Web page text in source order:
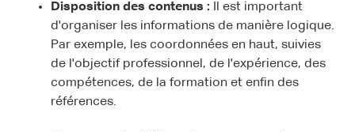
Disposition des contenus : Il est important
d'organiser les informations de manière logique.
Par exemple, les coordonnées en haut, suivies
de l'objectif professionnel, de l'expérience, des
compétences, de la formation et enfin des
références.